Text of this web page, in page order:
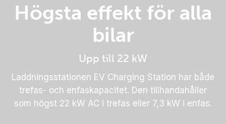
Högsta effekt för alla
bilar
Upp till 22 kW
Laddningsstationen EV Charging Station har både
trefas- och enfaskapacitet. Den tillhandahåller
som högst 22 kW AC i trefas eller 7,3 kW i enfas.